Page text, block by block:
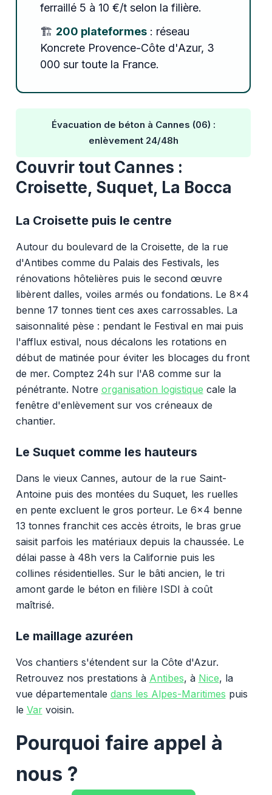
ferraillé 5 à 10 €/t selon la filière.
🏗️ 200 plateformes: réseau
Koncrete Provence-Côte d'Azur, 3
000 sur toute la France.
Évacuation de béton à Cannes (06) :
enlèvement 24/48h
Couvrir tout Cannes :
Croisette, Suquet, La Bocca
La Croisette puis le centre
Autour du boulevard de la Croisette, de la rue
d'Antibes comme du Palais des Festivals, les
rénovations hôtelières puis le second œuvre
libèrent dalles, voiles armés ou fondations. Le 8x4
benne 17 tonnes tient ces axes carrossables. La
saisonnalité pèse : pendant le Festival en mai puis
l'afflux estival, nous décalons les rotations en
début de matinée pour éviter les blocages du front
de mer. Comptez 24h sur l'A8 comme sur la
pénétrante. Notre organisation logistique cale la
fenêtre d'enlèvement sur vos créneaux de
chantier.
Le Suquet comme les hauteurs
Dans le vieux Cannes, autour de la rue Saint-
Antoine puis des montées du Suquet, les ruelles
en pente excluent le gros porteur. Le 6x4 benne
13 tonnes franchit ces accès étroits, le bras grue
saisit parfois les matériaux depuis la chaussée. Le
délai passe à 48h vers la Californie puis les
collines résidentielles. Sur le bâti ancien, le tri
amont garde le béton en filière ISDI à coût
maîtrisé.
Le maillage azuréen
Vos chantiers s'étendent sur la Côte d'Azur.
Retrouvez nos prestations à Antibes, à Nice, la
vue départementale dans les Alpes-Maritimes puis
le Varvoisin.
Pourquoi faire appel à
nous ?